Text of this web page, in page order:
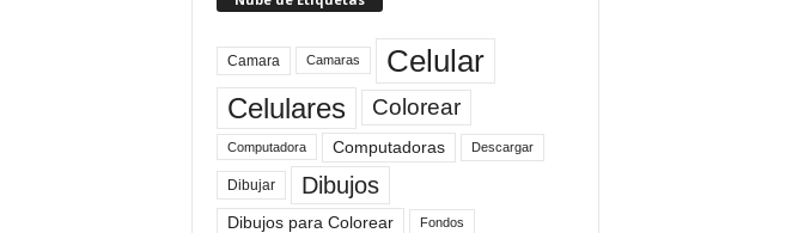
Camara Camaras Celular
Celulares Colorear
Computadora Computadoras Descargar
Dibujar Dibujos
Dibujos para Colorear Fondos